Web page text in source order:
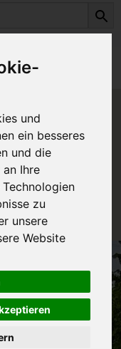
und
ein besseres
und die
an Ihre
zu
unsere
Website
Getreide & Müsli
nicht
zur Zeit